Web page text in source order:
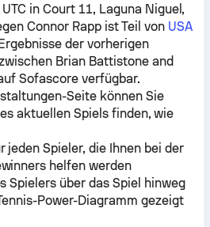
in Court 11, Laguna Niguel,
Connor Rappist Teil von USA
der vorherigen
Brian Battistoneand
Sofascore verfügbar.
Seite können Sie
aktuellen Spiels finden, wie
jeden Spieler, die Ihnen bei der
helfen werden
Spielers über das Spiel hinweg
Power-Diagramm gezeigt